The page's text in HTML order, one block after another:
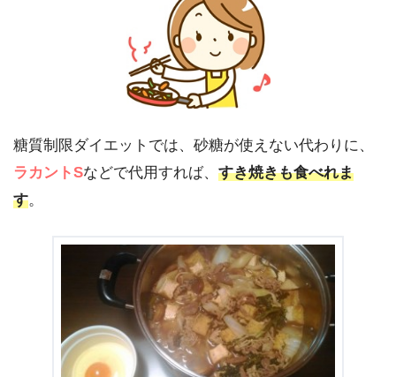
糖質制限ダイエットでは、砂糖が使えない代わりに、
ラカントSなどで代用すれば、 すき焼きも食べれま
す。